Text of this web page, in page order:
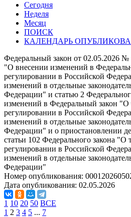
Сегодня
Неделя
Месяц
ПОИСК
КАЛЕНДАРЬ
Федеральный закон от 02.05.2026
"О внесении изменений в
регулировании в Российской
изменений в отдельные
Федерации" и статью 2
изменений в Федеральный закон
регулировании в Российской
изменений в отдельные
Федерации" и о приостановлении
статьи 102 Федерального закона
регулировании в Российской
изменений в отдельные
Федерации"
Номер опубликования:
Дата опубликования: 02.05.2026
1 10 20 50 ВСЕ
1 2 3 4 5 ... 7